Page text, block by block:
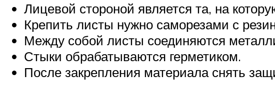
Лицевой стороной является та, на
Крепить листы нужно саморезами с
Между собой листы соединяются
Стыки обрабатываются герметиком.
После закрепления материала снять